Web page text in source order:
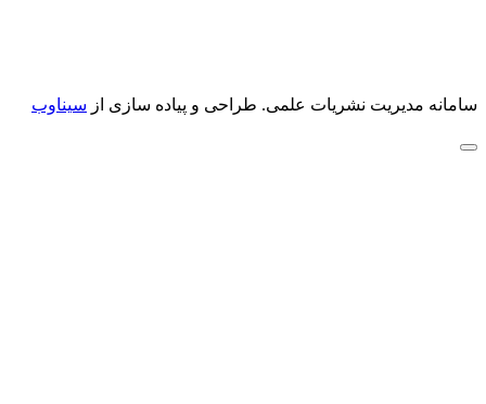
سامانه مدیریت نشریات علمی. طراحی و پیاده سازی از سیناوب